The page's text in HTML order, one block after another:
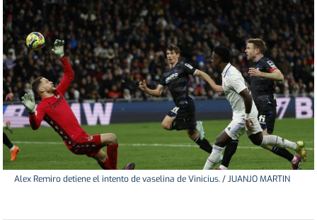
Alex Remiro detiene el intento de vaselina de Vinicius. / JUANJO MARTIN